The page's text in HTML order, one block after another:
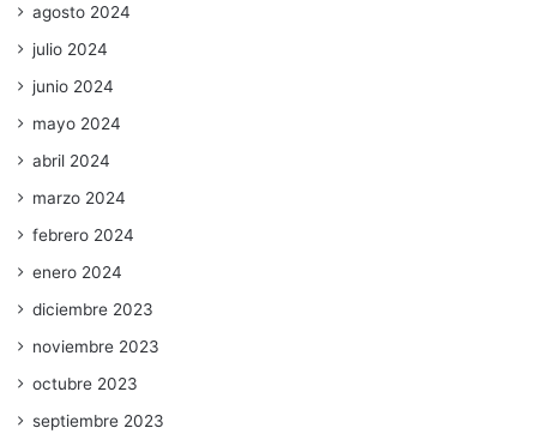
agosto 2024
julio 2024
junio 2024
mayo 2024
abril 2024
marzo 2024
febrero 2024
enero 2024
diciembre 2023
noviembre 2023
octubre 2023
septiembre 2023